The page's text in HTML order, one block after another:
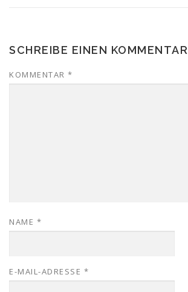
SCHREIBE EINEN KOMMENTAR
KOMMENTAR *
NAME *
E-MAIL-ADRESSE *